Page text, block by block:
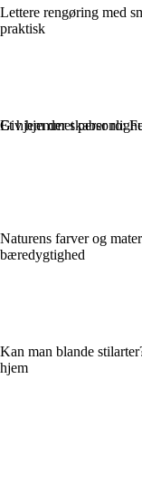
Lettere rengøring med
praktisk
Giv hjemmet
Naturens farver og
bæredygtighed
Kan man blande
hjem
Et hjem der skaber ro: